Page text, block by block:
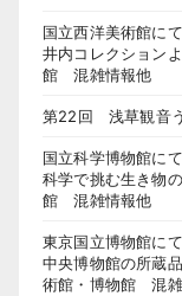
国立西洋美術館に
井内コレクション
館 混雑情報他
第22回 浅草観音
国立科学博物館に
科学で挑む生き物
館 混雑情報他
東京国立博物館に
中央博物館の所蔵
術館・博物館 混